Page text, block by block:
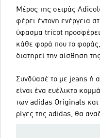
Μέρος της σειράς
φέρει έντονη ενέργεια
ύφασμα tricot
κάθε φορά που το
διατηρεί την αίσθηση
Συνδύασέ το με jeans ή
είναι ένα ευέλικτο
των adidas Originals και
ρίγες της adidas, θα